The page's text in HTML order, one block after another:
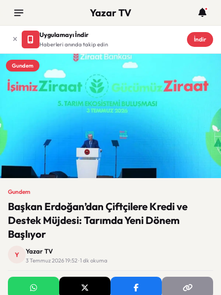
Yazar TV
Uygulamayı İndir
Haberleri anında takip edin
İndir
Gundem
Gundem
Başkan Erdoğan’dan Çiftçilere Kredi ve
Destek Müjdesi: Tarımda Yeni Dönem
Başlıyor
Y Yazar TV
3 Temmuz 2026 19:52 · 1 dk okuma